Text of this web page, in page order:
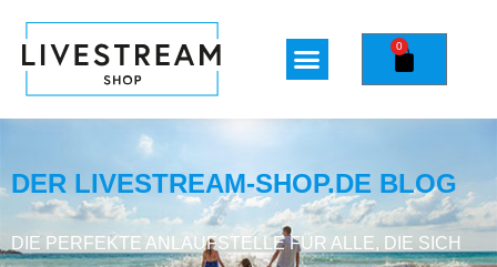
0
DER LIVESTREAM-SHOP.DE BLOG
DIE PERFEKTE ANLAUFSTELLE FÜR ALLE, DIE SICH